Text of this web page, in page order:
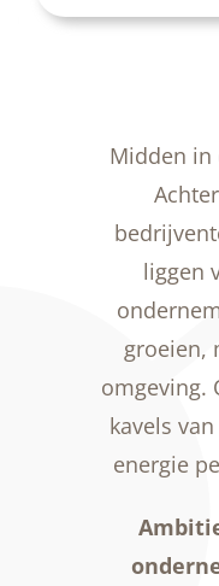
Midden in
liggen
groeien,
omgeving.
kavels
energie